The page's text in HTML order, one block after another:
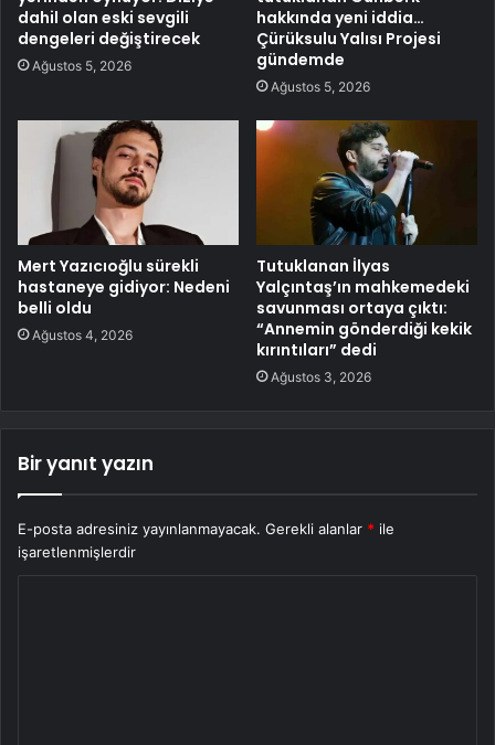
dahil olan eski sevgili
dengeleri değiştirecek
Ağustos 5, 2026
hakkında yeni iddia…
Çürüksulu Yalısı Projesi
gündemde
Ağustos 5, 2026
Mert Yazıcıoğlu sürekli
hastaneye gidiyor: Nedeni
belli oldu
Ağustos 4, 2026
Tutuklanan İlyas
Yalçıntaş’ın mahkemedeki
savunması ortaya çıktı:
“Annemin gönderdiği kekik
kırıntıları” dedi
Ağustos 3, 2026
Bir yanıt yazın
E-posta adresiniz yayınlanmayacak. Gerekli alanlar * ile
işaretlenmişlerdir